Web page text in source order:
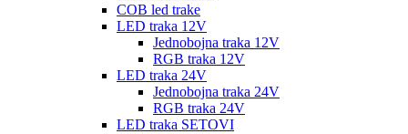
COB led trake
LED traka 12V
Jednobojna traka 12V
RGB traka 12V
LED traka 24V
Jednobojna traka 24V
RGB traka 24V
LED traka SETOVI